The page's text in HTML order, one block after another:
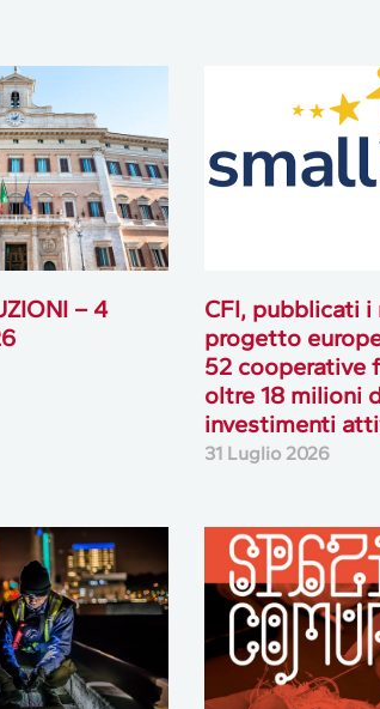
– 4
CFI, pubblicati
progetto
52 cooperative
oltre 18 milioni
investimenti
31 Luglio 2026